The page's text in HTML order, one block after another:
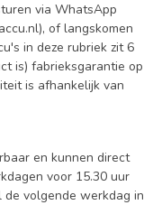
via WhatsApp
), of langskomen
in deze rubriek zit 6
is) fabrieksgarantie op
is afhankelijk van
en kunnen direct
voor 15.30 uur
volgende werkdag in